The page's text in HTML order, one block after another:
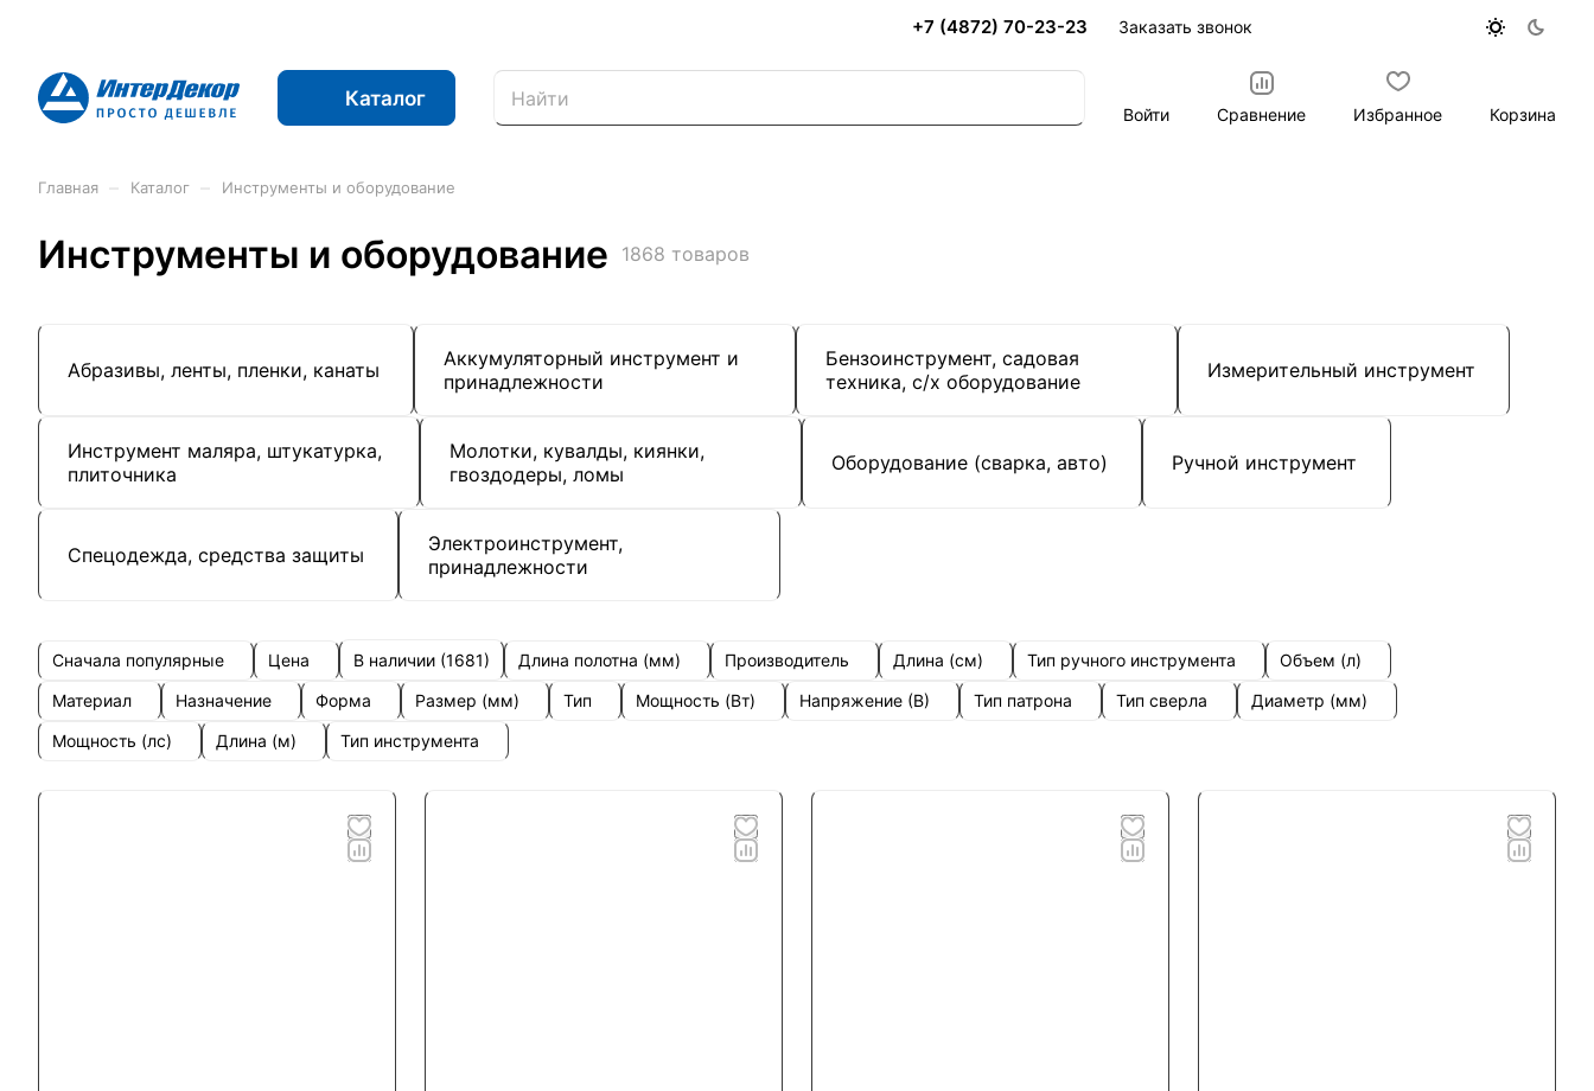
+7 (4872) 70-23-23 Заказать звонок
Каталог
Войти Сравнение Избранное Корзина
Главная Каталог Инструменты и оборудование
Инструменты и оборудование 1868 товаров
Абразивы, ленты, пленки, канаты
Аккумуляторный инструмент и
принадлежности
Бензоинструмент, садовая
техника, с/х оборудование
Измерительный инструмент
Инструмент маляра, штукатурка,
плиточника
Молотки, кувалды, киянки,
гвоздодеры, ломы
Оборудование (сварка, авто) Ручной инструмент
Спецодежда, средства защиты
Электроинструмент,
принадлежности
Сначала популярные Цена В наличии (1681) Длина полотна (мм) Производитель Длина (см) Тип ручного инструмента Объем (л)
Материал Назначение Форма Размер (мм) Тип Мощность (Вт) Напряжение (В) Тип патрона Тип сверла
Диаметр (мм)
Мощность (лс)
Длина (м) Тип инструмента